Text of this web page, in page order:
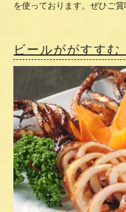
を使っております。ぜひご賞
ビールががすす